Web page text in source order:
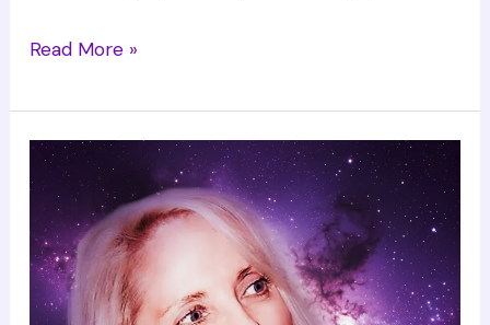
Domizio
postao
prvi
SFT21
ambasador
Read More »